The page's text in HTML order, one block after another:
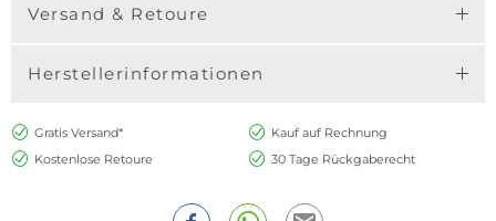
Versand & Retoure
Herstellerinformationen
Gratis Versand*
Kauf auf Rechnung
Kostenlose Retoure
30 Tage Rückgaberecht